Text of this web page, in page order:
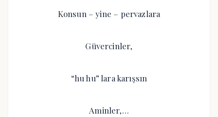
Konsun – yine – pervazlara
Güvercinler,
“hu hu” lara karışsın
Aminler,…